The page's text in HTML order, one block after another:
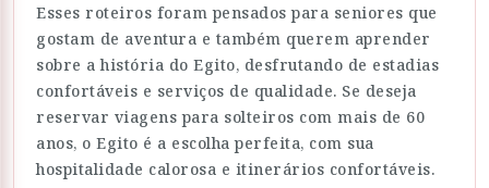
Esses roteiros foram pensados para seniores que
gostam de aventura e também querem aprender
sobre a história do Egito, desfrutando de estadias
confortáveis e serviços de qualidade. Se deseja
reservar viagens para solteiros com mais de 60
anos, o Egito é a escolha perfeita, com sua
hospitalidade calorosa e itinerários confortáveis.